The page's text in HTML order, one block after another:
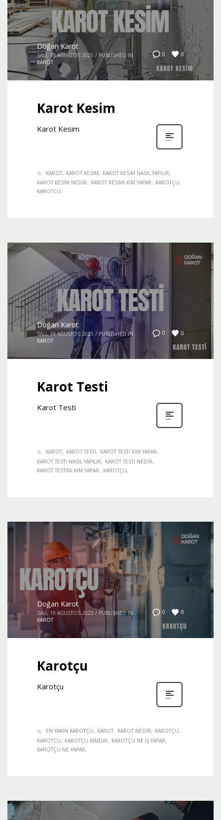
0 0
Doğan Karot
SALI, 19 AĞUSTOS 2025 / PUBLISHED IN
KAROT
Karot Kesim
Karot Kesim
KAROT KAROT KESIM
KAROT KESIM NASIL YAPILIR
KAROT KESIM NEDIR
KAROT KESIMI KIM YAPAR
KAROTÇU
KAROTCU
0 0
Doğan Karot
SALI, 19 AĞUSTOS 2025 / PUBLISHED IN
KAROT
Karot Testi
Karot Testi
KAROT KAROT TESTI
KAROT TESTI KIM YAPAR
KAROT TESTI NASIL YAPILIR
KAROT TESTI NEDIR
KAROT TESTINI KIM YAPAR
KAROTÇU
0 0
Doğan Karot
SALI, 19 AĞUSTOS 2025 / PUBLISHED IN
KAROT
Karotçu
Karotçu
EN YAKIN KAROTÇU KAROT KAROT NEDIR
KAROTÇU
KAROTCU
KAROTÇU KIMDIR
KAROTÇU NE IŞ YAPAR
KAROTÇU NE YAPAR